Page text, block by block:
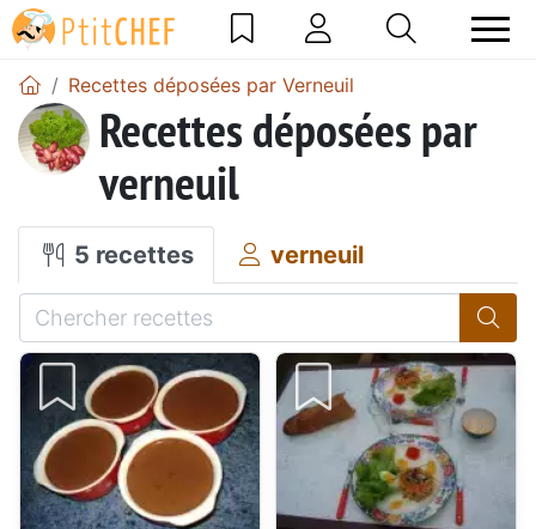
Recettes déposées par Verneuil
Recettes déposées par
verneuil
5 recettes verneuil